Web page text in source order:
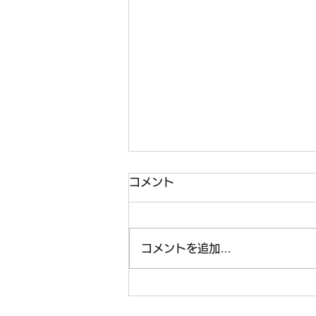
坊守が得度習礼を修了しまし
コメント
コメントを追加…